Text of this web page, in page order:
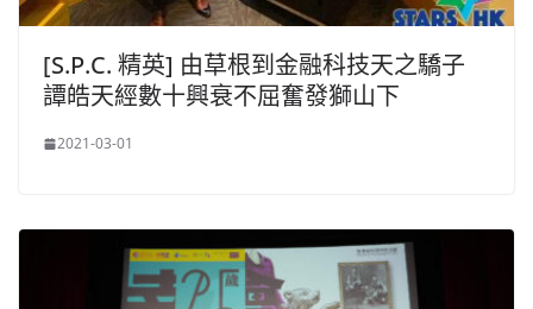
[S.P.C. 精英] 由草根到金融科技天之驕子
譚皓天經數十興衰不屈奮發獅山下
2021-03-01